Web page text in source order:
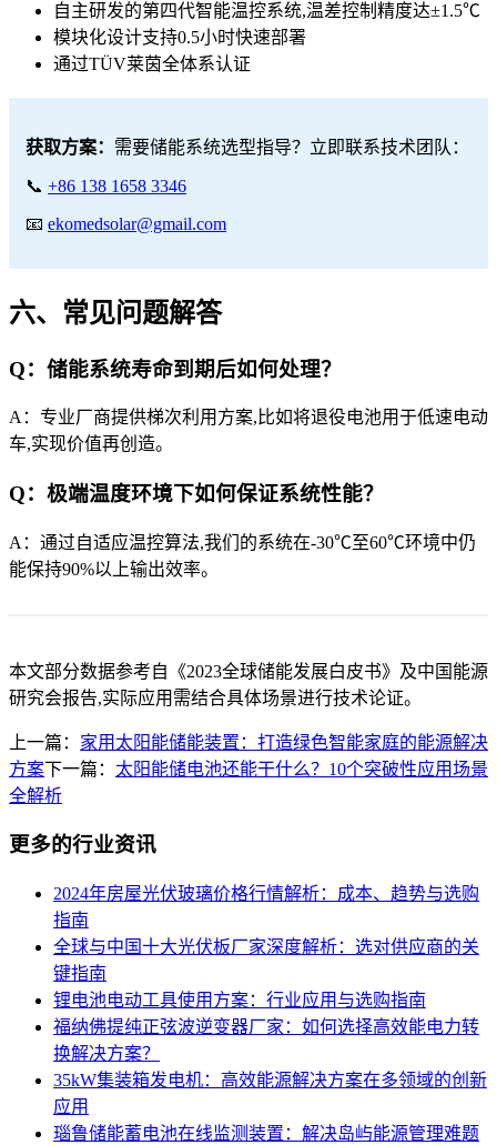
自主研发的第四代智能温控系统,温差控制精度达±1.5℃
模块化设计支持0.5小时快速部署
通过TÜV莱茵全体系认证
获取方案： 需要储能系统选型指导？立即联系技术团队：
📞 +86 138 1658 3346
📧 ekomedsolar@gmail.com
六、常见问题解答
Q：储能系统寿命到期后如何处理？
A：专业厂商提供梯次利用方案,比如将退役电池用于低速电动
车,实现价值再创造。
Q：极端温度环境下如何保证系统性能？
A：通过自适应温控算法,我们的系统在-30℃至60℃环境中仍
能保持90%以上输出效率。
本文部分数据参考自《2023全球储能发展白皮书》及中国能源
研究会报告,实际应用需结合具体场景进行技术论证。
上一篇： 家用太阳能储能装置：打造绿色智能家庭的能源解决
方案下一篇： 太阳能储电池还能干什么？10个突破性应用场景
全解析
更多的行业资讯
2024年房屋光伏玻璃价格行情解析：成本、趋势与选购
指南
全球与中国十大光伏板厂家深度解析：选对供应商的关
键指南
锂电池电动工具使用方案：行业应用与选购指南
福纳佛提纯正弦波逆变器厂家：如何选择高效能电力转
换解决方案？
35kW集装箱发电机：高效能源解决方案在多领域的创新
应用
瑙鲁储能蓄电池在线监测装置：解决岛屿能源管理难题